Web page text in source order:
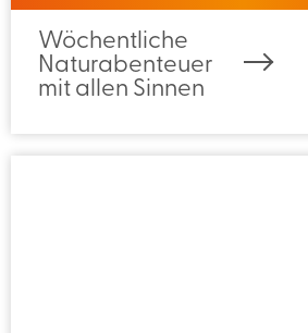
Wöchentliche
Naturabenteuer
mit allen Sinnen